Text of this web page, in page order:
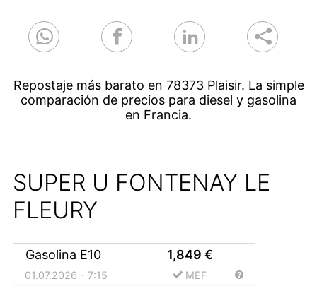
Repostaje más barato en 78373 Plaisir. La simple
comparación de precios para diesel y gasolina
en Francia.
SUPER U FONTENAY LE
FLEURY
Gasolina E10 1,849 €
01.07.2026 - 7:15 MEF